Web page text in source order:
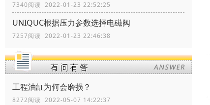
7340阅读 2022-01-23 22:52:25
UNIQUC根据压力参数选择电磁阀
7257阅读 2022-01-23 22:46:38
工程油缸为何会磨损？
8272阅读 2022-05-07 14:22:37